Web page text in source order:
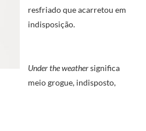
resfriado que acarretou em
indisposição.
Under the weathersignifica
meio grogue, indisposto,